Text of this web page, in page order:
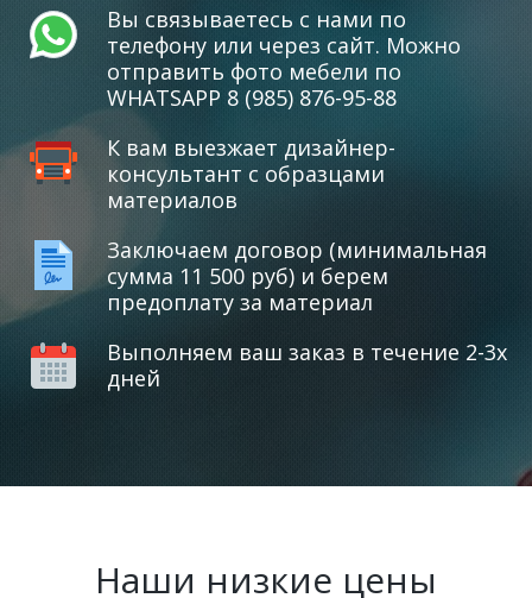
Вы связываетесь с нами по
телефону или через сайт. Можно
отправить фото мебели по
WHATSAPP 8 (985) 876-95-88
К вам выезжает дизайнер-
консультант с образцами
материалов
Заключаем договор (минимальная
сумма 11 500 руб) и берем
предоплату за материал
Выполняем ваш заказ в течение 2-3х
дней
Наши низкие цены